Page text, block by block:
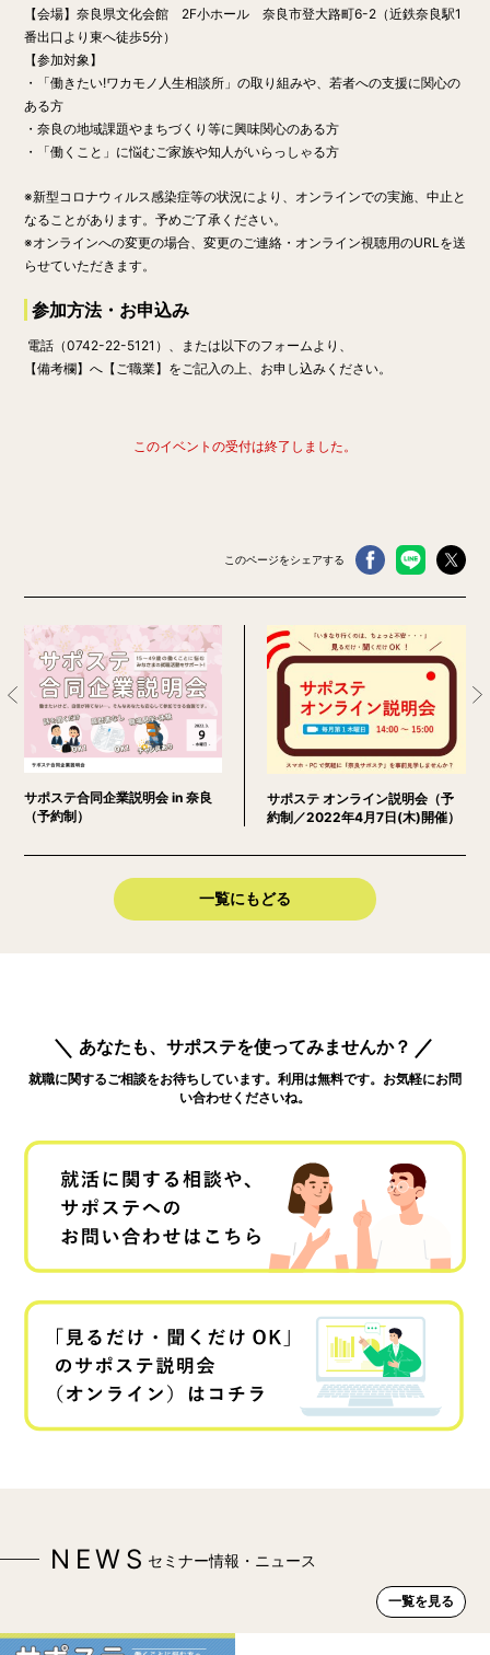
【会場】 奈良県文化会館 2F小ホール 奈良市登大路町6-2（近鉄奈良駅1
番出口より東へ徒歩5分）
【参加対象】
・「働きたい!ワカモノ人生相談所」の取り組みや、若者への支援に関心の
ある方
・奈良の地域課題やまちづくり等に興味関心のある方
・「働くこと」に悩むご家族や知人がいらっしゃる方
※新型コロナウィルス感染症等の状況により、オンラインでの実施、中止と
なることがあります。 予めご了承ください。
※オンラインへの変更の場合、変更のご連絡・オンライン視聴用のURLを送
らせていただきます。
参加方法・お申込み
電話（0742-22-5121） 、または以下のフォームより、
【備考欄】へ【ご職業】をご記入の上、お申し込みください。
このイベントの受付は終了しました。
このページをシェアする
サポステ合同企業説明会 in 奈良
（予約制）
サポステ オンライン説明会（予
約制／2022年4月7日(木)開催）
一覧にもどる
あなたも、サポステを使ってみませんか？
就職に関するご相談をお待ちしています。利用は無料です。お気軽にお問
い合わせくださいね。
NEWS セミナー情報・ニュース
一覧を見る